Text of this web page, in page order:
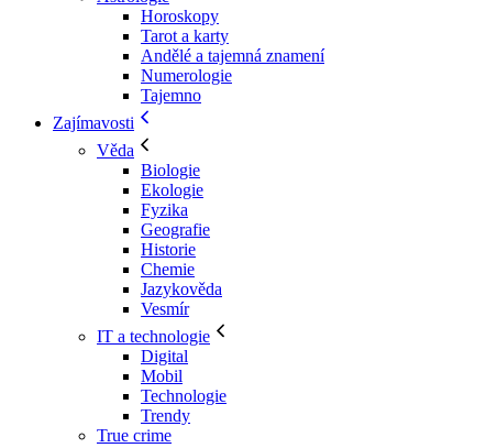
Horoskopy
Tarot a karty
Andělé a tajemná znamení
Numerologie
Tajemno
Zajímavosti
Věda
Biologie
Ekologie
Fyzika
Geografie
Historie
Chemie
Jazykověda
Vesmír
IT a technologie
Digital
Mobil
Technologie
Trendy
True crime